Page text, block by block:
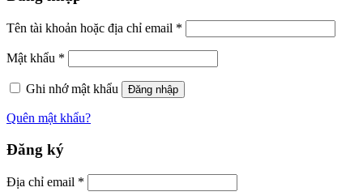
Tên tài khoản hoặc địa chỉ email *
Mật khẩu *
Ghi nhớ mật khẩu Đăng nhập
Quên mật khẩu?
Đăng ký
Địa chỉ email *